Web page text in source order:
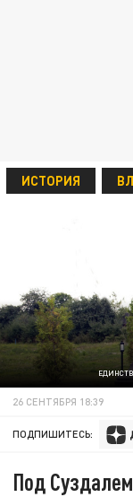
ИСТОРИЯ
26 СЕНТЯБРЯ 18:39
ПОДПИШИТЕСЬ:
Под